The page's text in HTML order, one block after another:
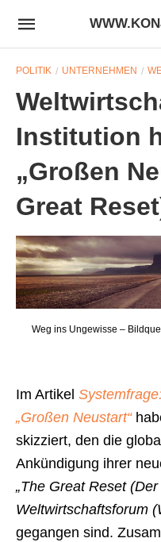
POLITIK UNTERNEHMEN
Institution
„Großen
Great
Weg ins Ungewisse –
Im Artikel
„Großen Neustart“
skizziert, den die
Ankündigung ihrer
„The Great Reset
Weltwirtschaftsforum
gegangen sind.